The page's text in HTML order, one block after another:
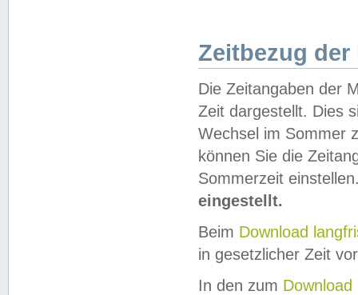
Zeitbezug der
Die Zeitangaben der
Zeit dargestellt. Dies
Wechsel im Sommer
können Sie die
Sommerzeit
eingestellt.
Beim Download
in gesetzlicher Zeit
In den zum Download